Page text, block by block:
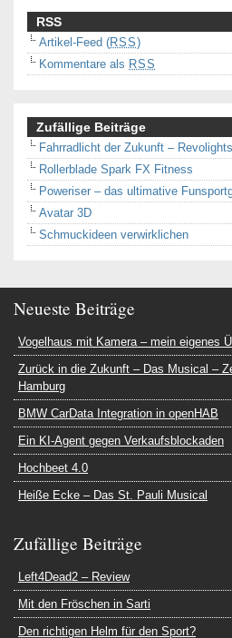
RSS
Artikel-Feed (RSS)
Kommentare als RSS
Zufällige Beiträge
Fahrradlicht der Zukunft – Revolights
Rollerblade Spark FX Fitness
Poweriser – das ultimative
Avatar 3D
Schmuckideen verwirklichen
Neueste Beiträge
Vogelhaus mit Kamera – mein eigenes
Zurück in die Zukunft – Das Musical –
Hamburg
BMW CarData Integration in openHAB
Ein KI-Agent gegen Verkaufsblockaden
Hochbeet 4.0
Heiße Ecke – Das St. Pauli Musical
Zufällige Beiträge
Left4Dead2 – Review
Mit den Fröschen in Sarti
Den richtigen Helm für den Sport?